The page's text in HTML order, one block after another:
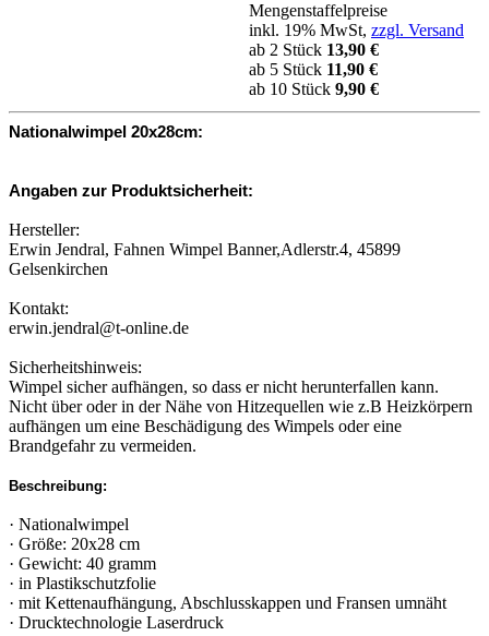
Mengenstaffelpreise
inkl. 19% MwSt, zzgl. Versand
ab 2 Stück 13,90 €
ab 5 Stück 11,90 €
ab 10 Stück 9,90 €
Nationalwimpel 20x28cm:
Angaben zur Produktsicherheit:
Hersteller:
Erwin Jendral, Fahnen Wimpel Banner,Adlerstr.4, 45899
Gelsenkirchen
Kontakt:
erwin.jendral@t-online.de
Sicherheitshinweis:
Wimpel sicher aufhängen, so dass er nicht herunterfallen kann.
Nicht über oder in der Nähe von Hitzequellen wie z.B Heizkörpern
aufhängen um eine Beschädigung des Wimpels oder eine
Brandgefahr zu vermeiden.
Beschreibung:
· Nationalwimpel
· Größe: 20x28 cm
· Gewicht: 40 gramm
· in Plastikschutzfolie
· mit Kettenaufhängung, Abschlusskappen und Fransen umnäht
· Drucktechnologie Laserdruck